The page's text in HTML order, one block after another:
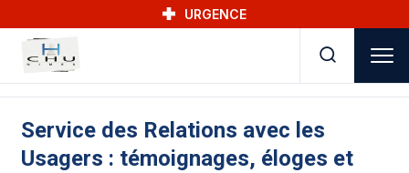
URGENCE
Service des Relations avec les
Usagers : témoignages, éloges et